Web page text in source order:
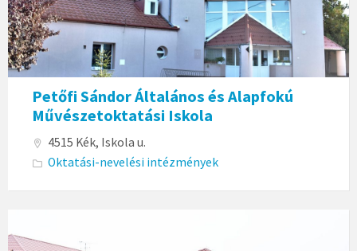
Petőfi Sándor Általános és Alapfokú
Művészetoktatási Iskola
4515 Kék, Iskola u.
Oktatási-nevelési intézmények